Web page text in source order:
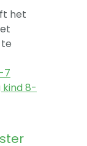
het
7
8-